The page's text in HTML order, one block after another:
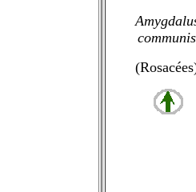
communis